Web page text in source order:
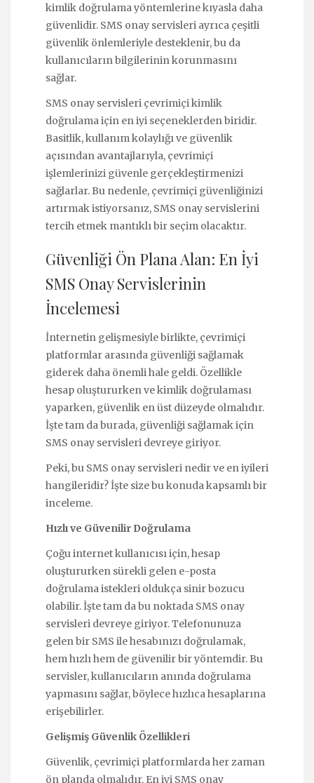
kimlik doğrulama yöntemlerine kıyasla daha
güvenlidir. SMS onay servisleri ayrıca çeşitli
güvenlik önlemleriyle desteklenir, bu da
kullanıcıların bilgilerinin korunmasını
sağlar.
SMS onay servisleri çevrimiçi kimlik
doğrulama için en iyi seçeneklerden biridir.
Basitlik, kullanım kolaylığı ve güvenlik
açısından avantajlarıyla, çevrimiçi
işlemlerinizi güvenle gerçekleştirmenizi
sağlarlar. Bu nedenle, çevrimiçi güvenliğinizi
artırmak istiyorsanız, SMS onay servislerini
tercih etmek mantıklı bir seçim olacaktır.
Güvenliği Ön Plana Alan: En İyi
SMS Onay Servislerinin
İncelemesi
İnternetin gelişmesiyle birlikte, çevrimiçi
platformlar arasında güvenliği sağlamak
giderek daha önemli hale geldi. Özellikle
hesap oluştururken ve kimlik doğrulaması
yaparken, güvenlik en üst düzeyde olmalıdır.
İşte tam da burada, güvenliği sağlamak için
SMS onay servisleri devreye giriyor.
Peki, bu SMS onay servisleri nedir ve en iyileri
hangileridir? İşte size bu konuda kapsamlı bir
inceleme.
Hızlı ve Güvenilir Doğrulama
Çoğu internet kullanıcısı için, hesap
oluştururken sürekli gelen e-posta
doğrulama istekleri oldukça sinir bozucu
olabilir. İşte tam da bu noktada SMS onay
servisleri devreye giriyor. Telefonunuza
gelen bir SMS ile hesabınızı doğrulamak,
hem hızlı hem de güvenilir bir yöntemdir. Bu
servisler, kullanıcıların anında doğrulama
yapmasını sağlar, böylece hızlıca hesaplarına
erişebilirler.
Gelişmiş Güvenlik Özellikleri
Güvenlik, çevrimiçi platformlarda her zaman
ön planda olmalıdır. En iyi SMS onay